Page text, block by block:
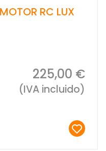
RC LUX
225,00 €
(IVA incluido)